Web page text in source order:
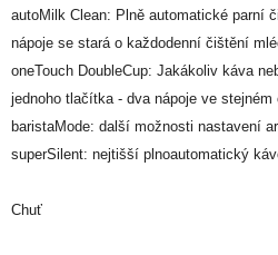
autoMilk Clean: Plně automatické parní
nápoje se stará o každodenní čištění
oneTouch DoubleCup: Jakákoliv káva
jednoho tlačítka - dva nápoje ve stejném
baristaMode: další možnosti nastavení
superSilent: nejtišší plnoautomatický
Chuť